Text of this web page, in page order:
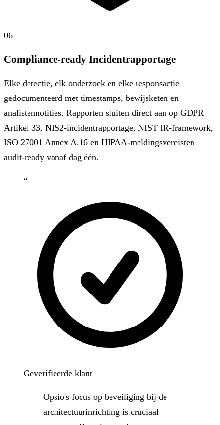
06
Compliance-ready Incidentrapportage
Elke detectie, elk onderzoek en elke responsactie
gedocumenteerd met timestamps, bewijsketen en
analistennotities. Rapporten sluiten direct aan op GDPR
Artikel 33, NIS2-incidentrapportage, NIST IR-framework,
ISO 27001 Annex A.16 en HIPAA-meldingsvereisten —
audit-ready vanaf dag één.
“
Geverifieerde klant
Opsio's focus op beveiliging bij de
architectuurinrichting is cruciaal